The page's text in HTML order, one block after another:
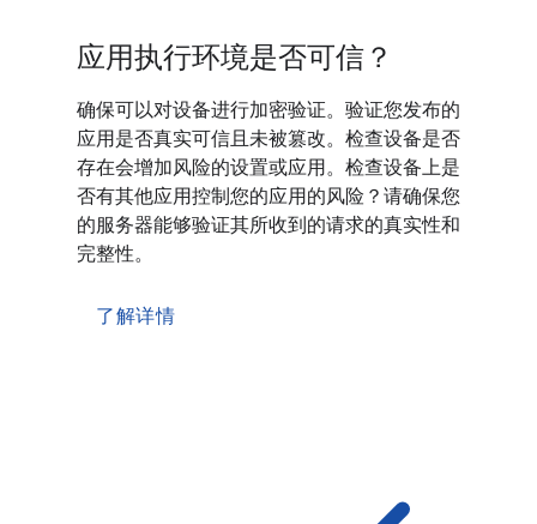
应用执行环境是否可信？
确保可以对设备进行加密验证。验证您发布的
应用是否真实可信且未被篡改。检查设备是否
存在会增加风险的设置或应用。检查设备上是
否有其他应用控制您的应用的风险？请确保您
的服务器能够验证其所收到的请求的真实性和
完整性。
了解详情